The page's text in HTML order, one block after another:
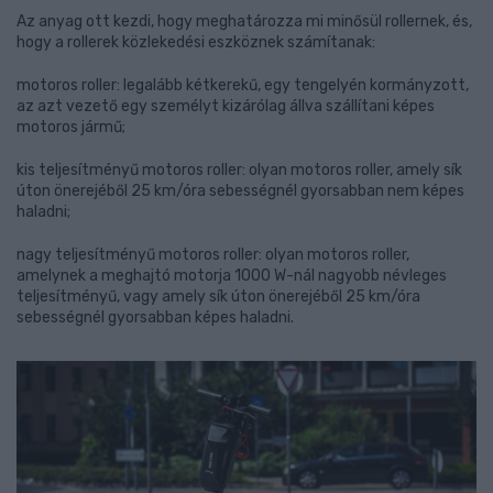
Az anyag ott kezdi, hogy meghatározza mi minősül rollernek, és,
hogy a rollerek közlekedési eszköznek számítanak:
motoros roller: legalább kétkerekű, egy tengelyén kormányzott,
az azt vezető egy személyt kizárólag állva szállítani képes
motoros jármű;
kis teljesítményű motoros roller: olyan motoros roller, amely sík
úton önerejéből 25 km/óra sebességnél gyorsabban nem képes
haladni;
nagy teljesítményű motoros roller: olyan motoros roller,
amelynek a meghajtó motorja 1000 W-nál nagyobb névleges
teljesítményű, vagy amely sík úton önerejéből 25 km/óra
sebességnél gyorsabban képes haladni.